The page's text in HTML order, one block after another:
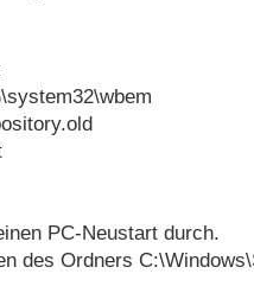
PC-Neustart durch.
des Ordners